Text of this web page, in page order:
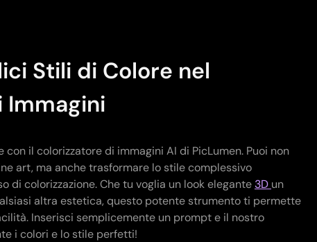
Stili di Colore nel
Immagini
il colorizzatore di immagini AI di PicLumen. Puoi non
art, ma anche trasformare lo stile complessivo
di colorizzazione. Che tu voglia un look elegante 3D un
altra estetica, questo potente strumento ti permette
Inserisci semplicemente un prompt e il nostro
i colori e lo stile perfetti!